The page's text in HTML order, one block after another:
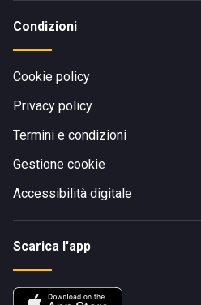
Condizioni
Cookie policy
Privacy policy
Termini e condizioni
Gestione cookie
Accessibilità digitale
Scarica l'app